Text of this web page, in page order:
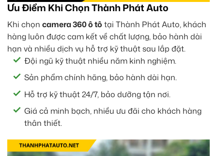
Ưu Điểm Khi Chọn Thành Phát Auto
Khi chọn camera 360 ô tô tại Thành Phát Auto, khách
hàng luôn được cam kết về chất lượng, bảo hành dài
hạn và nhiều dịch vụ hỗ trợ kỹ thuật sau lắp đặt.
Đội ngũ kỹ thuật nhiều năm kinh nghiệm.
Sản phẩm chính hãng, bảo hành dài hạn.
Hỗ trợ kỹ thuật 24/7, bảo dưỡng tận nơi.
Giá cả minh bạch, nhiều ưu đãi cho khách hàng
thân thiết.